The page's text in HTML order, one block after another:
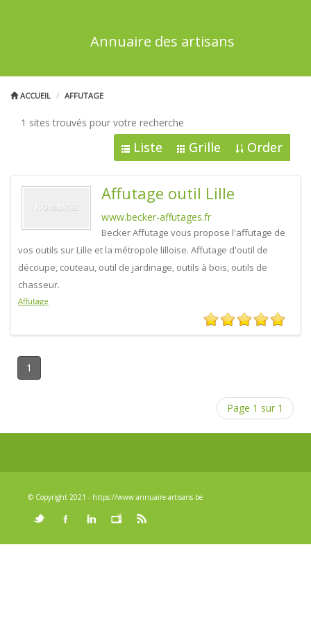
Annuaire des artisans
ACCUEIL AFFUTAGE
1 sites trouvés pour votre recherche
Liste Grille Order
Affutage outil Lille
www.becker-affutages.fr
Becker Affutage vous propose l'affutage de
vos outils sur Lille et la métropole lilloise. Affutage d'outil de
découpe, couteau, outil de jardinage, outils à bois, outils de
chasseur.
Affutage
1
Page 1 sur 1
© Copyright 2021 - https://www.annuaire-artisans.be